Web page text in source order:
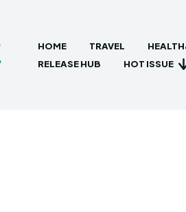
HOME TRAVEL
RELEASE HUB
HOT ISSUE